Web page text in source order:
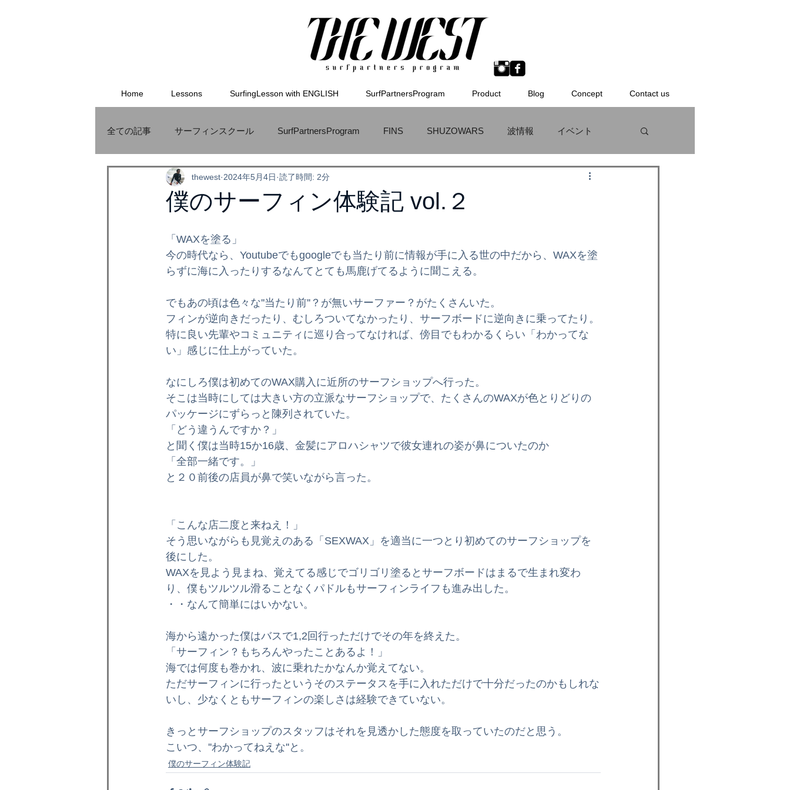
Home Lessons SurfingLesson with ENGLISH SurfPartnersProgram Product Blog Concept Contact us
全ての記事 サーフィンスクール SurfPartnersProgram FINS SHUZOWARS 波情報 イベント
サーフボード MauriceCole WETSUITS BODYBOARD
インプレッション ボディボードスクール サーフィンスクール サーフボード
格安オリジナルボード ラーメン インプレッション サーフィンのためのオリジナルスケートボード
僕のサーフィン体験記 vol.２
thewest 2024年5月4日 読了時間: 2分
「WAXを塗る」
今の時代なら、Youtubeでもgoogleでも当たり前に情報が手に入る世の中だから、WAXを塗
らずに海に入ったりするなんてとても馬鹿げてるように聞こえる。
でもあの頃は色々な''当たり前''？が無いサーファー？がたくさんいた。
フィンが逆向きだったり、むしろついてなかったり、サーフボードに逆向きに乗ってたり。
特に良い先輩やコミュニティに巡り合ってなければ、傍目でもわかるくらい「わかってな
い」感じに仕上がっていた。
なにしろ僕は初めてのWAX購入に近所のサーフショップへ行った。
そこは当時にしては大きい方の立派なサーフショップで、たくさんのWAXが色とりどりの
パッケージにずらっと陳列されていた。
「どう違うんですか？」
と聞く僕は当時15か16歳、金髪にアロハシャツで彼女連れの姿が鼻についたのか
「全部一緒です。」
と２０前後の店員が鼻で笑いながら言った。
「こんな店二度と来ねえ！」
そう思いながらも見覚えのある「SEXWAX」を適当に一つとり初めてのサーフショップを
後にした。
WAXを見よう見まね、覚えてる感じでゴリゴリ塗るとサーフボードはまるで生まれ変わ
り、僕もツルツル滑ることなくパドルもサーフィンライフも進み出した。
・・なんて簡単にはいかない。
海から遠かった僕はバスで1,2回行っただけでその年を終えた。
「サーフィン？もちろんやったことあるよ！」
海では何度も巻かれ、波に乗れたかなんか覚えてない。
ただサーフィンに行ったというそのステータスを手に入れただけで十分だったのかもしれな
いし、少なくともサーフィンの楽しさは経験できていない。
きっとサーフショップのスタッフはそれを見透かした態度を取っていたのだと思う。
こいつ、''わかってねえな''と。
僕のサーフィン体験記